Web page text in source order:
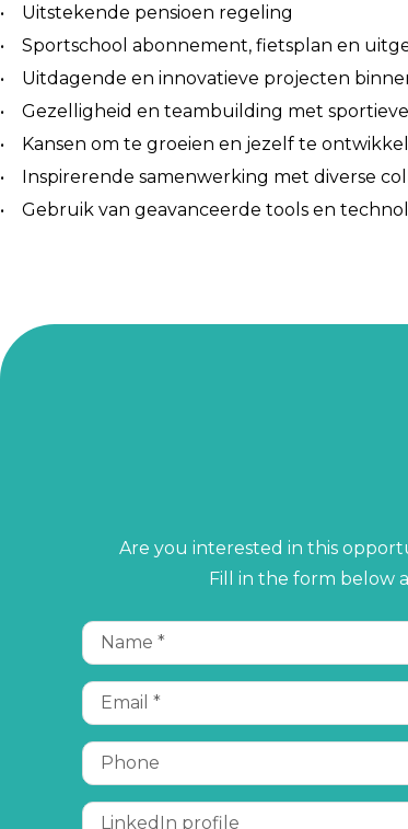
• Uitstekende pensioen regeling
• Sportschool abonnement, fietsplan en
• Uitdagende en innovatieve projecten
• Gezelligheid en teambuilding met
• Kansen om te groeien en jezelf te
• Inspirerende samenwerking met diverse
• Gebruik van geavanceerde tools en
Are you interested in this
Fill in the form below